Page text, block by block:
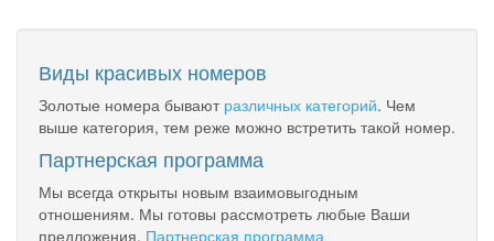
Виды красивых номеров
Золотые номера бывают различных категорий. Чем
выше категория, тем реже можно встретить такой номер.
Партнерская программа
Мы всегда открыты новым взаимовыгодным
отношениям. Мы готовы рассмотреть любые Ваши
предложения. Партнерская программа